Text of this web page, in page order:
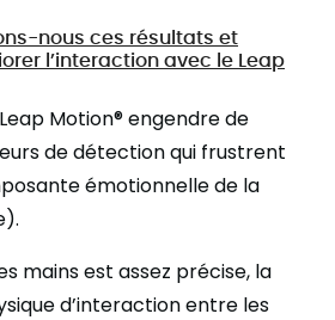
nous ces résultats et
l’interaction avec le Leap
Motion® engendre de
de détection qui frustrent
émotionnelle de la
mains est assez précise, la
d’interaction entre les